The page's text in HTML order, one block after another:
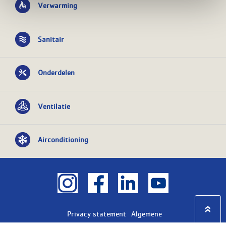
Verwarming
Sanitair
Onderdelen
Ventilatie
Airconditioning
Privacy statement
Algemene